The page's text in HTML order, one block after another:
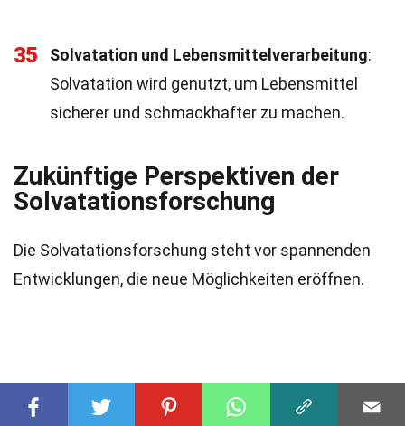
35 Solvatation und Lebensmittelverarbeitung:
Solvatation wird genutzt, um Lebensmittel
sicherer und schmackhafter zu machen.
Zukünftige Perspektiven der
Solvatationsforschung
Die Solvatationsforschung steht vor spannenden
Entwicklungen, die neue Möglichkeiten eröffnen.